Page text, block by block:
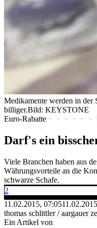
Medikamente werden in
billiger.Bild: KEYSTONE
Euro-Rabatte
Darf's ein
Viele Branchen haben aus
Währungsvorteile an die
schwarze Schafe.
2
11.02.2015, 07:05
thomas schlittler / aargauer
Ein Artikel von